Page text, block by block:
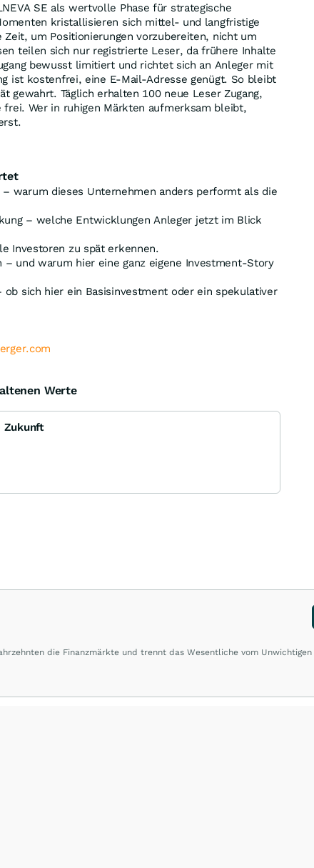
SE als wertvolle Phase für strategische
kristallisieren sich mittel- und langfristige
um Positionierungen vorzubereiten, nicht um
teilen sich nur registrierte Leser, da frühere Inhalte
bewusst limitiert und richtet sich an Anleger mit
ist kostenfrei, eine E-Mail-Adresse genügt. So bleibt
gewahrt. Täglich erhalten 100 neue Leser Zugang,
Wer in ruhigen Märkten aufmerksam bleibt,
warum dieses Unternehmen anders performt als die
– welche Entwicklungen Anleger jetzt im Blick
Investoren zu spät erkennen.
– und warum hier eine ganz eigene Investment-Story
ob sich hier ein Basisinvestment oder ein spekulativer
Werte
Zukunft
die Finanzmärkte und trennt das Wesentliche vom Unwichtigen